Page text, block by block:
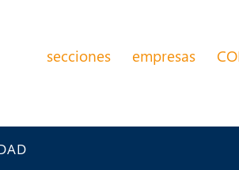
secciones empresas